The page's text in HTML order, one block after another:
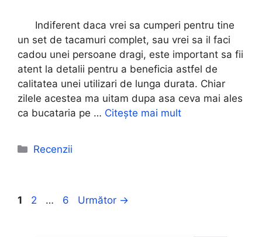
Indiferent daca vrei sa cumperi pentru tine
un set de tacamuri complet, sau vrei sa il faci
cadou unei persoane dragi, este important sa fii
atent la detalii pentru a beneficia astfel de
calitatea unei utilizari de lunga durata. Chiar
zilele acestea ma uitam dupa asa ceva mai ales
ca bucataria pe … Citește mai mult
Categorii
Recenzii
Pagina
1 Pagina
2 … Pagina
6 Următor →